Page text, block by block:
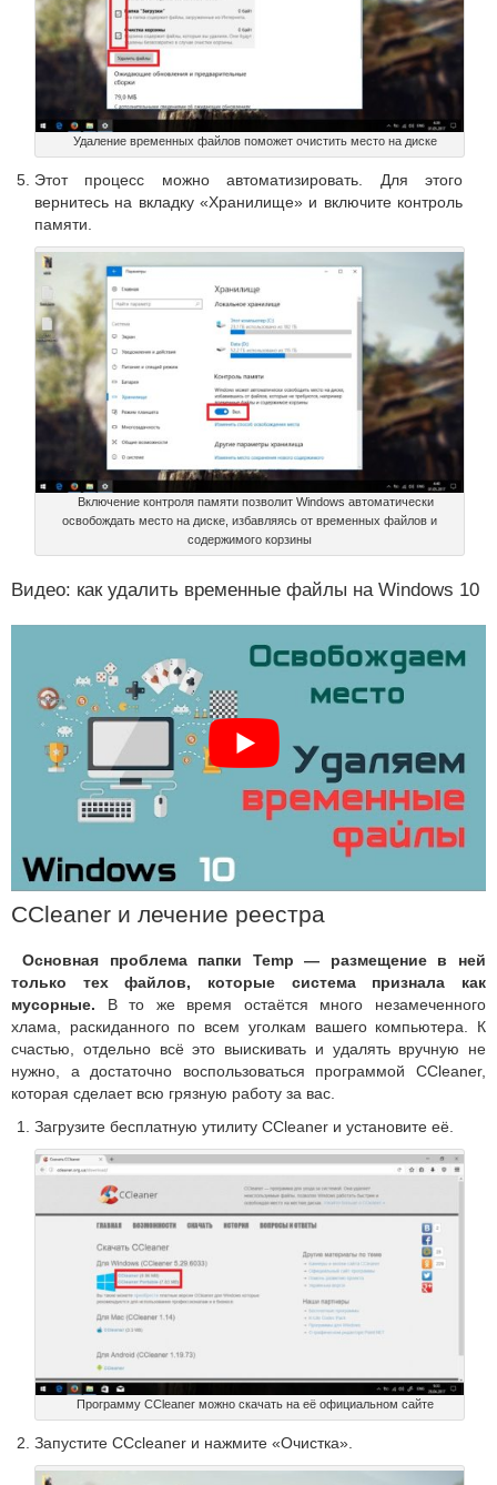
Удаление временных файлов поможет очистить место на диске
Этот процесс можно автоматизировать. Для этого
вернитесь на вкладку «Хранилище» и включите контроль
памяти.
Включение контроля памяти позволит Windows автоматически
освобождать место на диске, избавляясь от временных файлов и
содержимого корзины
Видео: как удалить временные файлы на Windows 10
CCleaner и лечение реестра
Основная проблема папки Temp — размещение в ней
только тех файлов, которые система признала как
мусорные. В то же время остаётся много незамеченного
хлама, раскиданного по всем уголкам вашего компьютера. К
счастью, отдельно всё это выискивать и удалять вручную не
нужно, а достаточно воспользоваться программой CCleaner,
которая сделает всю грязную работу за вас.
Загрузите бесплатную утилиту CCleaner и установите её.
Программу CCleaner можно скачать на её официальном сайте
Запустите CCcleaner и нажмите «Очистка».